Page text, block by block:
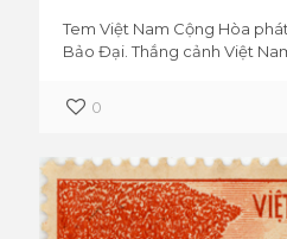
Tem Việt Nam Cộng Hòa
Bảo Đại. Thắng cảnh Việt
0